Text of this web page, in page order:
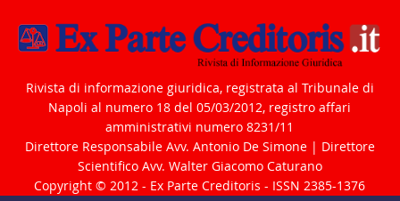
Rivista di informazione giuridica, registrata al Tribunale di
Napoli al numero 18 del 05/03/2012, registro affari
amministrativi numero 8231/11
Direttore Responsabile Avv. Antonio De Simone | Direttore
Scientifico Avv. Walter Giacomo Caturano
Copyright © 2012 - Ex Parte Creditoris - ISSN 2385-1376